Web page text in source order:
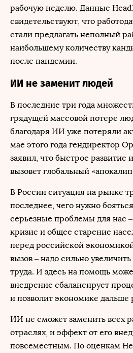
рабочую неделю. Данные
свидетельствуют, что
стали предлагать неполный
наибольшему количеству
после пандемии.
ИИ не заменит людей
В последние три года
грядущей массовой потере
благодаря ИИ уже потеряли
мае этого года гендиректор
заявил, что быстрое
вызовет глобальный
В России ситуация на рынке
последнее, чего нужно
серьезные проблемы для нас
кризис и общее старение
перед российской
вызов – надо сильно
труда. И здесь на помощь
внедрение сбалансирует
и позволит экономике дальше
ИИ не сможет заменить всех
отраслях, и эффект от его
повсеместным. По оценкам